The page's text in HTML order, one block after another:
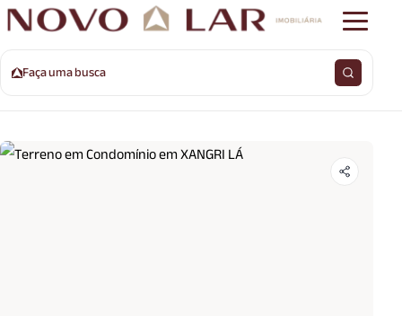
Faça uma busca